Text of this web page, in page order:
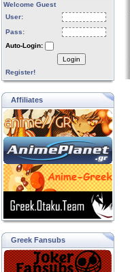
Welcome Guest
User:
Pass:
Auto-Login:
Login
Register!
Affiliates
Greek Fansubs